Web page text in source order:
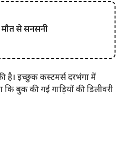
से सनसनी
है। इच्छुक कस्टमर्स दरभंगा में
बुक की गई गाड़ियों की डिलीवरी